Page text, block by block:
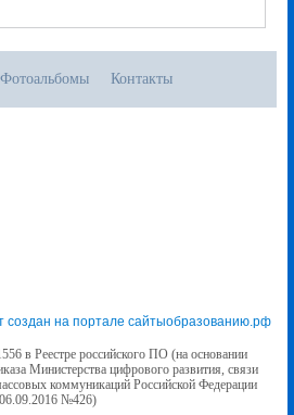
Фотоальбомы Контакты
создан на портале сайтыобразованию.рф
в Реестре российского ПО (на основании
Министерства цифрового развития, связи
коммуникаций Российской Федерации
№426)